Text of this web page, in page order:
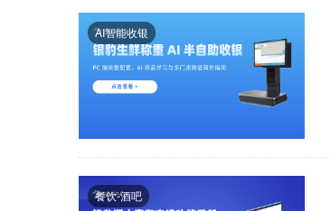
AI智能收银
餐饮-酒吧